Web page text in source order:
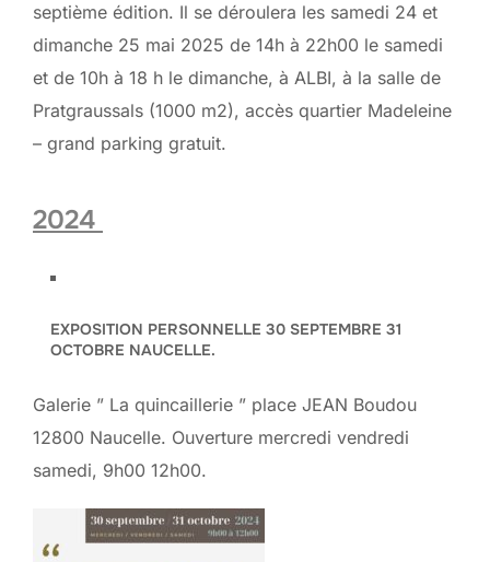
septième édition. Il se déroulera les samedi 24 et
dimanche 25 mai 2025 de 14h à 22h00 le samedi
et de 10h à 18 h le dimanche, à ALBI, à la salle de
Pratgraussals (1000 m2), accès quartier Madeleine
– grand parking gratuit.
2024
EXPOSITION PERSONNELLE 30 SEPTEMBRE 31
OCTOBRE NAUCELLE.
Galerie ” La quincaillerie ” place JEAN Boudou
12800 Naucelle. Ouverture mercredi vendredi
samedi, 9h00 12h00.